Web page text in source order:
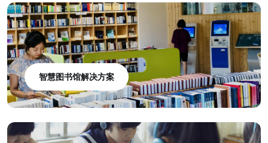
智慧图书馆解决方案